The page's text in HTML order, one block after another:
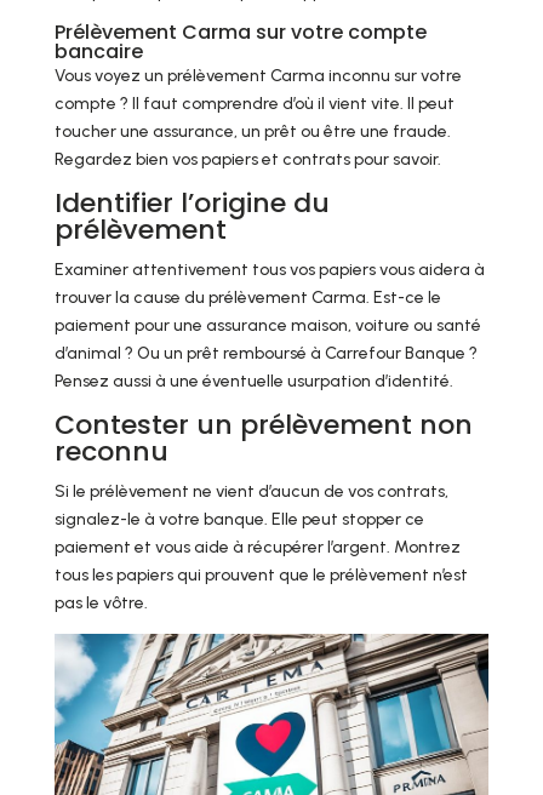
Prélèvement Carma sur votre compte
bancaire
Vous voyez un prélèvement Carma inconnu sur votre
compte ? Il faut comprendre d’où il vient vite. Il peut
toucher une assurance, un prêt ou être une fraude.
Regardez bien vos papiers et contrats pour savoir.
Identifier l’origine du
prélèvement
Examiner attentivement tous vos papiers vous aidera à
trouver la cause du prélèvement Carma. Est-ce le
paiement pour une assurance maison, voiture ou santé
d’animal ? Ou un prêt remboursé à Carrefour Banque ?
Pensez aussi à une éventuelle usurpation d’identité.
Contester un prélèvement non
reconnu
Si le prélèvement ne vient d’aucun de vos contrats,
signalez-le à votre banque. Elle peut stopper ce
paiement et vous aide à récupérer l’argent. Montrez
tous les papiers qui prouvent que le prélèvement n’est
pas le vôtre.